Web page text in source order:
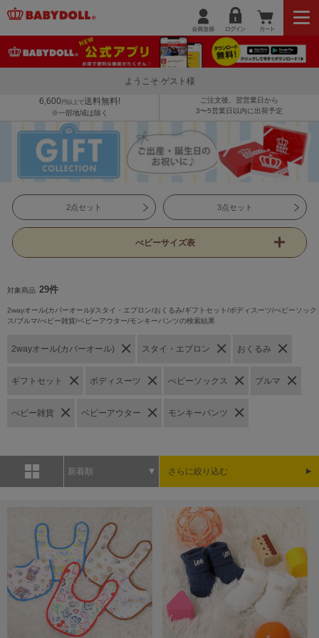
ようこそ ゲスト様
6,600 円以上で送料無料!
※一部地域は除く
ご注文後、翌営業日から
3〜5営業日以内に出荷予定
2点セット 3点セット
べビーサイズ表
対象商品 29件
2wayオール(カバーオール)/スタイ・エプロン/おくるみ/ギフトセット/ボディスーツ/べビーソック
ス/ブルマ/べビー雑貨/ベビーアウター/モンキーパンツの検索結果
2wayオール(カバーオール) スタイ・エプロン おくるみ
ギフトセット ボディスーツ べビーソックス ブルマ
べビー雑貨 ベビーアウター モンキーパンツ
新着順 さらに絞り込む